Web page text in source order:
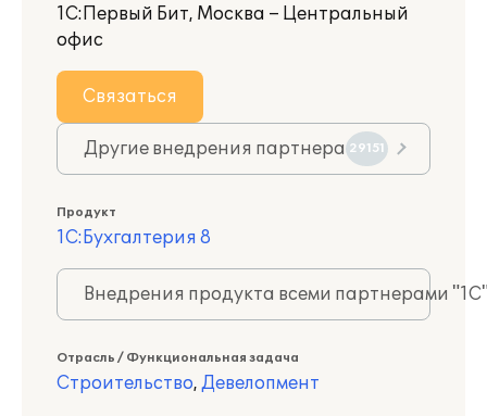
1С:Первый Бит, Москва – Центральный
офис
Связаться
Другие внедрения партнера 29151
Продукт
1С:Бухгалтерия 8
Внедрения продукта всеми партнерами
Отрасль / Функциональная задача
Строительство, Девелопмент